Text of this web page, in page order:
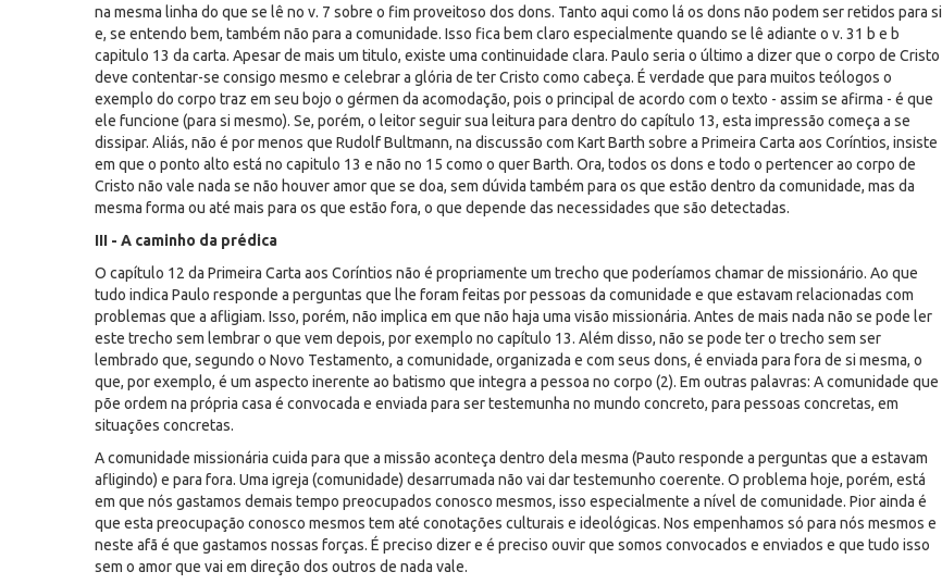
na mesma linha do que se lê no v. 7 sobre o fim proveitoso dos dons. Tanto aqui como lá os dons não podem ser retidos para si
e, se entendo bem, também não para a comunidade. Isso fica bem claro especialmente quando se lê adiante o v. 31 b e b
capitulo 13 da carta. Apesar de mais um titulo, existe uma continuidade clara. Paulo seria o último a dizer que o corpo de Cristo
deve contentar-se consigo mesmo e celebrar a glória de ter Cristo como cabeça. É verdade que para muitos teólogos o
exemplo do corpo traz em seu bojo o gérmen da acomodação, pois o principal de acordo com o texto - assim se afirma - é que
ele funcione (para si mesmo). Se, porém, o leitor seguir sua leitura para dentro do capítulo 13, esta impressão começa a se
dissipar. Aliás, não é por menos que Rudolf Bultmann, na discussão com Kart Barth sobre a Primeira Carta aos Coríntios, insiste
em que o ponto alto está no capitulo 13 e não no 15 como o quer Barth. Ora, todos os dons e todo o pertencer ao corpo de
Cristo não vale nada se não houver amor que se doa, sem dúvida também para os que estão dentro da comunidade, mas da
mesma forma ou até mais para os que estão fora, o que depende das necessidades que são detectadas.
III - A caminho da prédica
O capítulo 12 da Primeira Carta aos Coríntios não é propriamente um trecho que poderíamos chamar de missionário. Ao que
tudo indica Paulo responde a perguntas que lhe foram feitas por pessoas da comunidade e que estavam relacionadas com
problemas que a afligiam. Isso, porém, não implica em que não haja uma visão missionária. Antes de mais nada não se pode ler
este trecho sem lembrar o que vem depois, por exemplo no capítulo 13. Além disso, não se pode ter o trecho sem ser
lembrado que, segundo o Novo Testamento, a comunidade, organizada e com seus dons, é enviada para fora de si mesma, o
que, por exemplo, é um aspecto inerente ao batismo que integra a pessoa no corpo (2). Em outras palavras: A comunidade que
põe ordem na própria casa é convocada e enviada para ser testemunha no mundo concreto, para pessoas concretas, em
situações concretas.
A comunidade missionária cuida para que a missão aconteça dentro dela mesma (Pauto responde a perguntas que a estavam
afligindo) e para fora. Uma igreja (comunidade) desarrumada não vai dar testemunho coerente. O problema hoje, porém, está
em que nós gastamos demais tempo preocupados conosco mesmos, isso especialmente a nível de comunidade. Pior ainda é
que esta preocupação conosco mesmos tem até conotações culturais e ideológicas. Nos empenhamos só para nós mesmos e
neste afã é que gastamos nossas forças. É preciso dizer e é preciso ouvir que somos convocados e enviados e que tudo isso
sem o amor que vai em direção dos outros de nada vale.